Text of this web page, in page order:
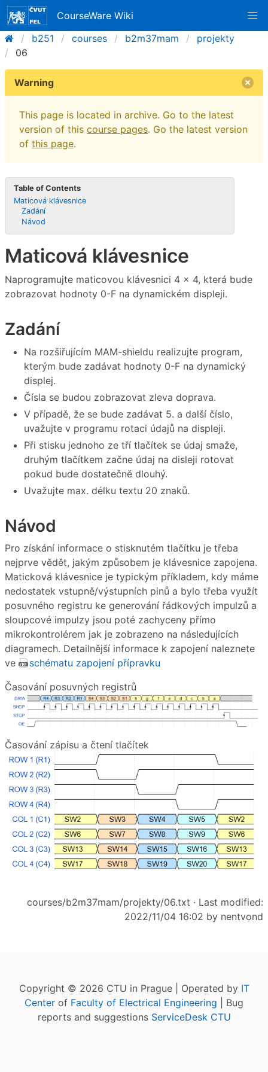
CourseWare Wiki
b251
courses b2m37mam
projekty
06
Warning
This page is located in archive. Go to the latest
version of this course pages. Go the latest version
of this page.
Table of Contents
Maticová klávesnice
Zadání
Návod
Maticová klávesnice
Naprogramujte maticovou klávesnici 4 x 4, která bude
zobrazovat hodnoty 0-F na dynamickém displeji.
Zadání
Na rozšiřujícím MAM-shieldu realizujte program,
kterým bude zadávat hodnoty 0-F na dynamický
displej.
Čísla se budou zobrazovat zleva doprava.
V případě, že se bude zadávat 5. a další číslo,
uvažujte v programu rotaci údajů na displeji.
Při stisku jednoho ze tří tlačítek se údaj smaže,
druhým tlačítkem začne údaj na disleji rotovat
pokud bude dostatečně dlouhý.
Uvažujte max. délku textu 20 znaků.
Návod
Pro získání informace o stisknutém tlačítku je třeba
nejprve vědět, jakým způsobem je klávesnice zapojena.
Maticková klávesnice je typickým příkladem, kdy máme
nedostatek vstupně/výstupních pinů a bylo třeba využít
posuvného registru ke generování řádkových impulzů a
sloupcové impulzy jsou poté zachyceny přímo
mikrokontrolérem jak je zobrazeno na následujících
diagramech. Detailnější informace k zapojení naleznete
ve
schématu zapojení přípravku
Časování posuvných registrů
Časování zápisu a čtení tlačítek
courses/b2m37mam/projekty/06.txt · Last modified:
2022/11/04 16:02 by nentvond
Copyright © 2026 CTU in Prague | Operated by IT
Center of Faculty of Electrical Engineering | Bug
reports and suggestions ServiceDesk CTU